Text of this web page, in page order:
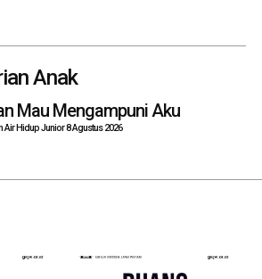
Anak
Mau Mengampuni Aku
Air Hidup Junior 8 Agustus 2026